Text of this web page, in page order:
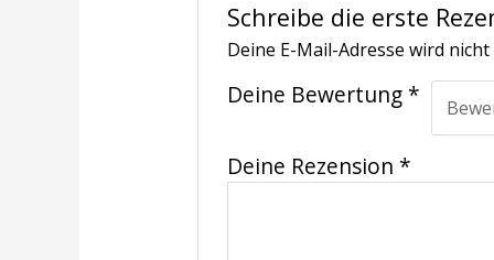
Schreibe die erste
Deine E-Mail-Adresse wird
Deine Bewertung *
Deine Rezension *